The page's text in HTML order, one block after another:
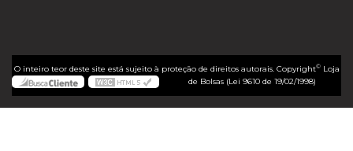
O inteiro teor deste site está sujeito à proteção de direitos autorais. Copyright©Loja
de Bolsas (Lei 9610 de 19/02/1998)